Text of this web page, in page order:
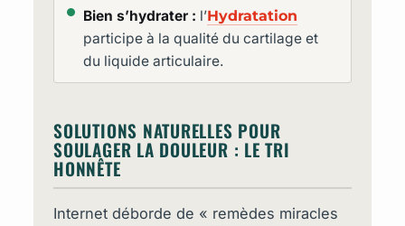
Bien s’hydrater : l’Hydratation
participe à la qualité du cartilage et
du liquide articulaire.
SOLUTIONS NATURELLES POUR
SOULAGER LA DOULEUR : LE TRI
HONNÊTE
Internet déborde de « remèdes miracles